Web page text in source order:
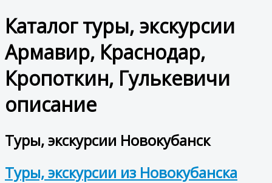
Каталог туры, экскурсии
Армавир, Краснодар,
Кропоткин, Гулькевичи
описание
Туры, экскурсии Новокубанск
Туры, экскурсии из Новокубанска